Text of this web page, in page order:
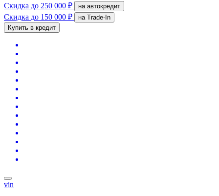
Скидка до 250 000 ₽ на автокредит
Скидка до 150 000 ₽
на Trade-In
Купить в кредит
vin